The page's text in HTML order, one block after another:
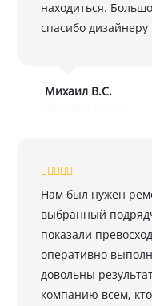
находиться.
спасибо
Михаил В.С.
Нам был нужен
выбранный
показали
оперативно
довольны
компанию всем,